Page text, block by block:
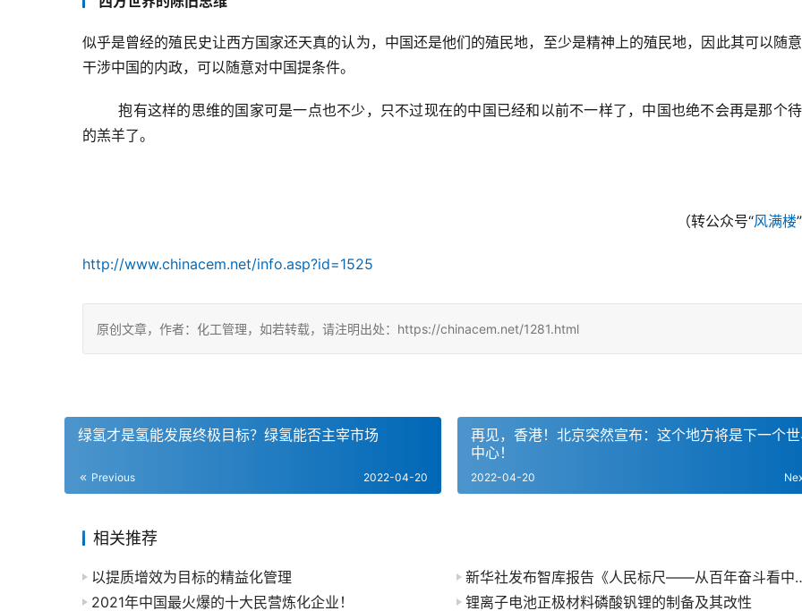
似乎是曾经的殖民史让西方国家还天真的认为，中国还是他们的殖民地，至少是精神上的殖民地，因此其可以随
干涉中国的内政，可以随意对中国提条件。
	抱有这样的思维的国家可是一点也不少，只不过现在的中国已经和以前不一样了，中国也绝不会再是那个待宰
的羔羊了。
	（转公众号“
风满楼
http://www.chinacem.net/info.asp?id=1525
原创文章，作者：化工管理，如若转载，请注明出处：https://chinacem.net/1281.html
绿氢才是氢能发展终极目标？绿氢能否主宰市场
Previous 2022-04-20
再见，香港！北京突然宣布：这个地方将是下一个
中心！
2022-04-20
相关推荐
以提质增效为目标的精益化管理
新华社发布智库报告《人
2021年中国最火爆的十大民营炼化企业！
锂离子电池正极材料磷酸钒锂的制备及其改性